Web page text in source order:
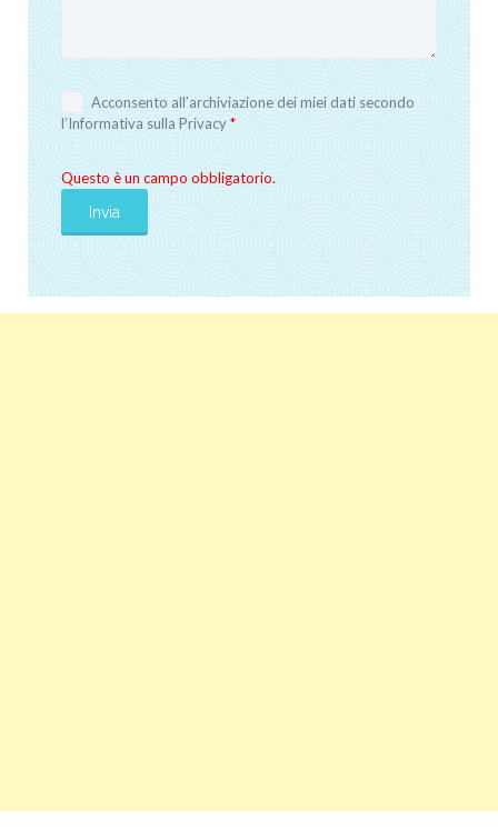
Acconsento all’archiviazione dei miei dati secondo
l’Informativa sulla Privacy*
Questo è un campo obbligatorio.